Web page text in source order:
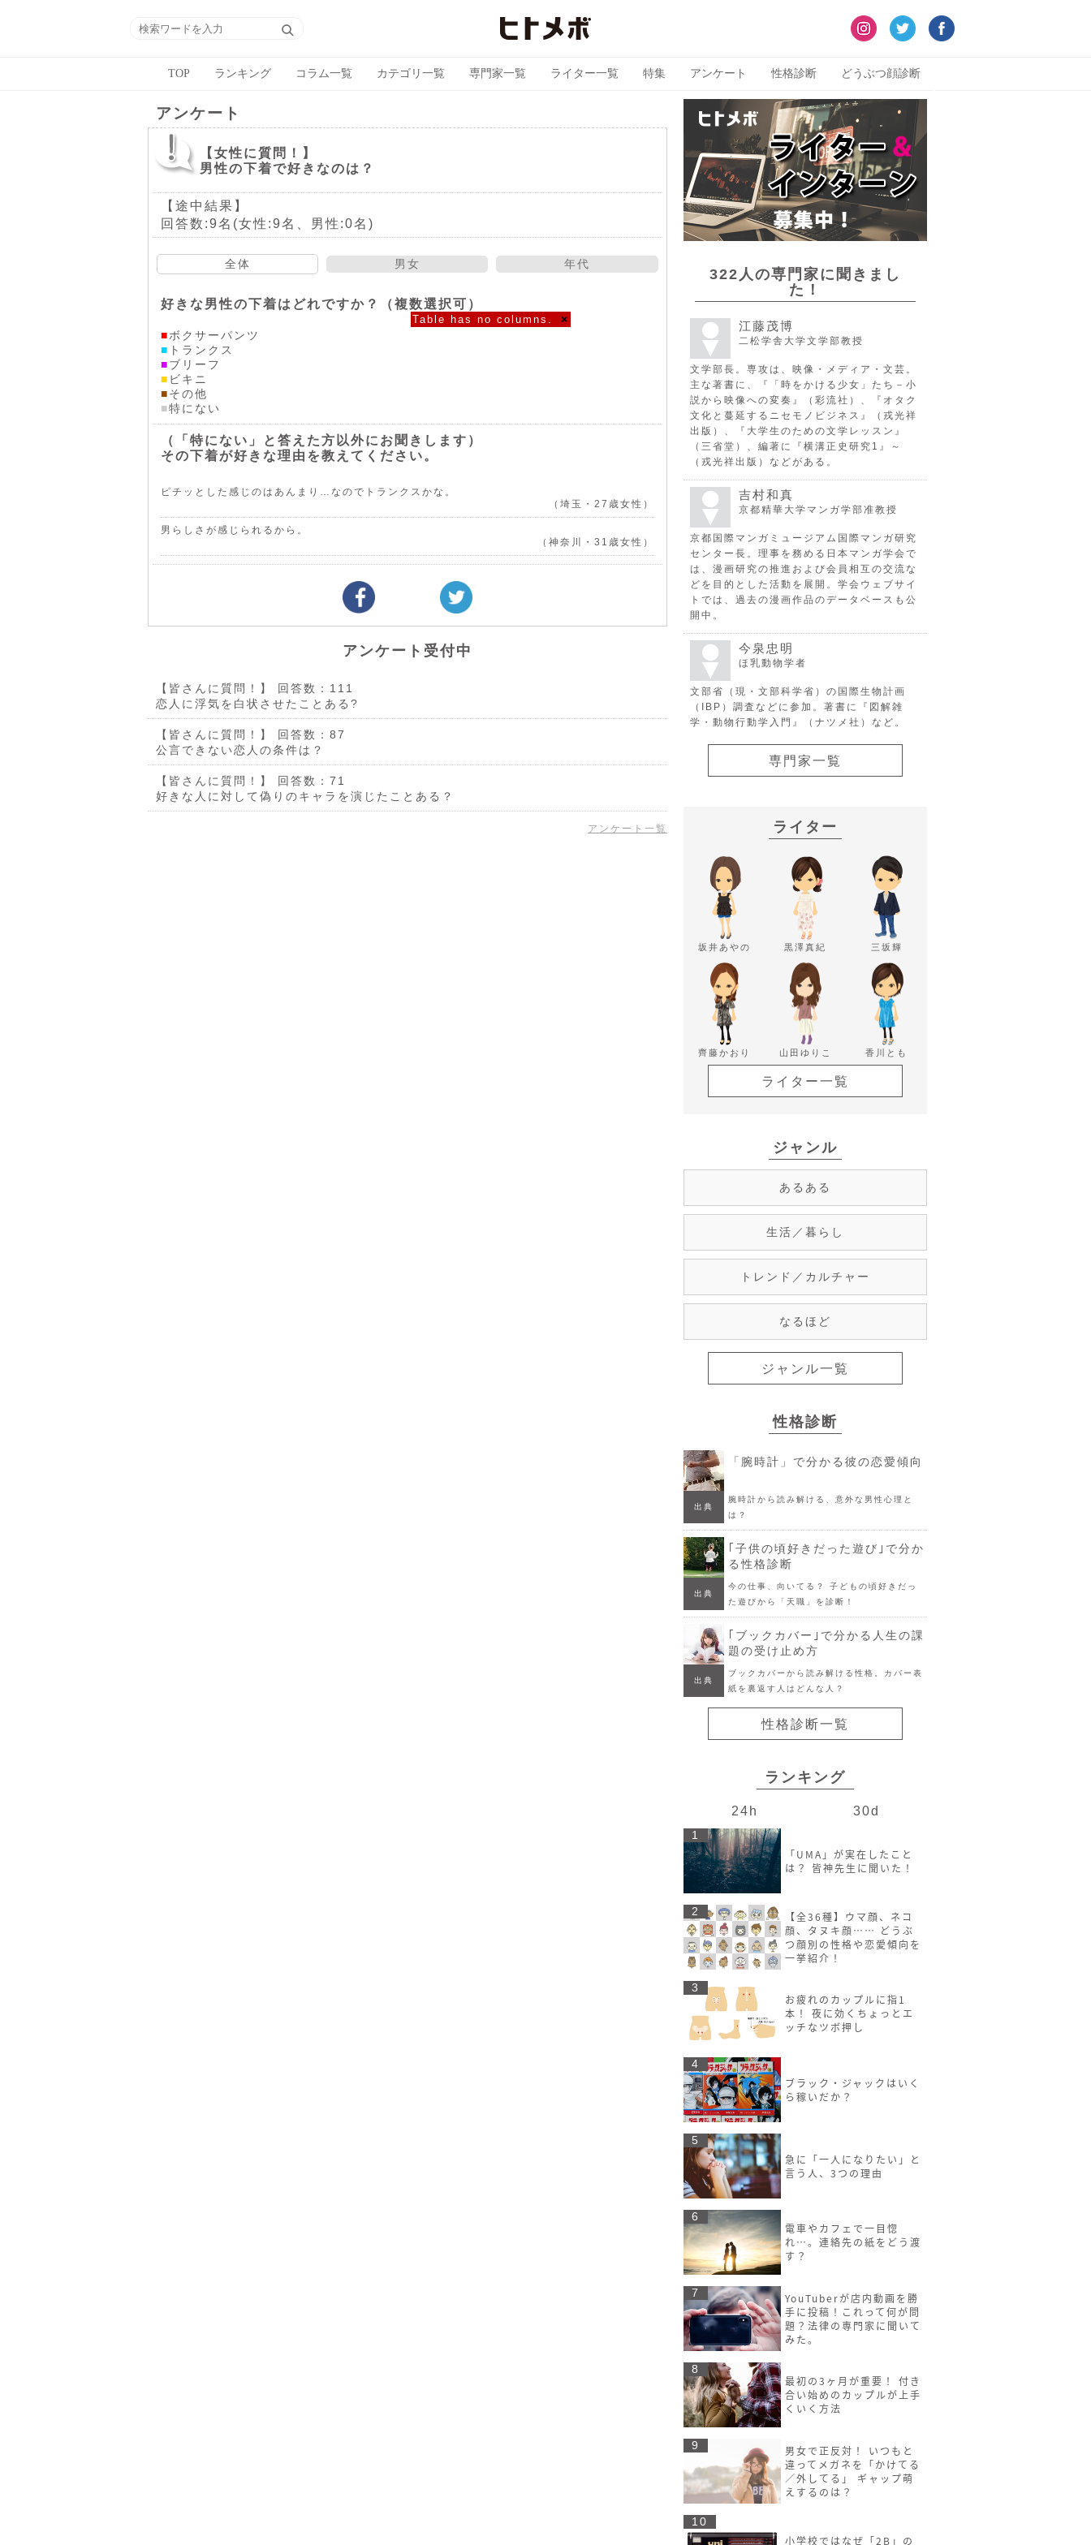
TOP ランキング コラム一覧 カテゴリ一覧 専門家一覧 ライター一覧 特集 アンケート 性格診断 どうぶつ顔診断
アンケート
【女性に質問！】
男性の下着で好きなのは？
【途中結果】
回答数:9名(女性:9名、男性:0名)
全体 男女 年代
好きな男性の下着はどれですか？（複数選択可）
■ボクサーパンツ
■ トランクス
■ブリーフ
■ ビキニ
■その他
■特にない
Table has no columns. ×
（「特にない」と答えた方以外にお聞きします）
その下着が好きな理由を教えてください。
ピチッとした感じのはあんまり…なのでトランクスかな。
（埼玉・27歳女性）
男らしさが感じられるから。
（神奈川・31歳女性）
アンケート受付中
【皆さんに質問！】
回答数：111
恋人に浮気を白状させたことある?
【皆さんに質問！】
回答数：87
公言できない恋人の条件は？
【皆さんに質問！】
回答数：71
好きな人に対して偽りのキャラを演じたことある？
アンケート一覧
322人の専門家に聞きまし
た！
江藤茂博
二松学舎大学文学部教授
文学部長。専攻は、映像・メディア・文芸。
主な著書に、『「時をかける少女」たち－小
説から映像への変奏』（彩流社）、『オタク
文化と蔓延するニセモノビジネス』（戎光祥
出版）、『大学生のための文学レッスン』
（三省堂）、編著に『横溝正史研究1』～
（戎光祥出版）などがある。
吉村和真
京都精華大学マンガ学部准教授
京都国際マンガミュージアム国際マンガ研究
センター長。理事を務める日本マンガ学会で
は、漫画研究の推進および会員相互の交流な
どを目的とした活動を展開。学会ウェブサイ
トでは、過去の漫画作品のデータベースも公
開中。
今泉忠明
ほ乳動物学者
文部省（現・文部科学省）の国際生物計画
（IBP）調査などに参加。著書に『図解雑
学・動物行動学入門』（ナツメ社）など。
専門家一覧
ライター
坂井あやの 黒澤真紀 三坂輝
齊藤かおり 山田ゆりこ 香川とも
ライター一覧
ジャンル
あるある
生活／暮らし
トレンド／カルチャー
なるほど
ジャンル一覧
性格診断
「腕時計」で分かる彼の恋愛傾向
出典
腕時計から読み解ける、意外な男性心理と
は？
｢子供の頃好きだった遊び｣で分か
る性格診断
出典
今の仕事、向いてる？ 子どもの頃好きだっ
た遊びから「天職」を診断！
｢ブックカバー｣で分かる人生の課
題の受け止め方
出典
ブックカバーから読み解ける性格。カバー表
紙を裏返す人はどんな人？
性格診断一覧
ランキング
24h 30d
1
「UMA」が実在したこと
は？ 皆神先生に聞いた！
2
【全36種】ウマ顔、ネコ
顔、タヌキ顔…… どうぶ
つ顔別の性格や恋愛傾向を
一挙紹介！
3
お疲れのカップルに指1
本！ 夜に効くちょっとエ
ッチなツボ押し
4
ブラック・ジャックはいく
ら稼いだか？
5
急に「一人になりたい」と
言う人、3つの理由
6
電車やカフェで一目惚
れ…。連絡先の紙をどう渡
す？
7
YouTuberが店内動画を勝
手に投稿！これって何が問
題？法律の専門家に聞いて
みた。
8
最初の3ヶ月が重要！ 付き
合い始めのカップルが上手
くいく方法
9
男女で正反対！ いつもと
違ってメガネを「かけてる
／外してる」 ギャップ萌
えするのは？
10
小学校ではなぜ「2B」の